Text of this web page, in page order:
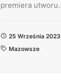
premiera
25 Września 2023
Mazowsze